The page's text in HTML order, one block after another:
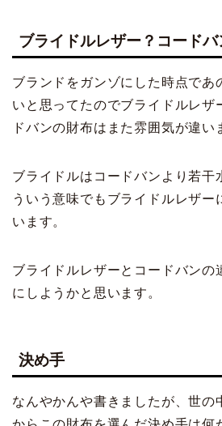
ブライドルレザー？コードバ
ブランドをガンゾにした時点であ
いと思ってたのでブライドルレザ
ドバンの財布はまた雰囲気が違い
ブライドルはコードバンより若干
ういう意味でもブライドルレザー
います。
ブライドルレザーとコードバンの
にしようかと思います。
決め手
なんやかんや書きましたが、世の